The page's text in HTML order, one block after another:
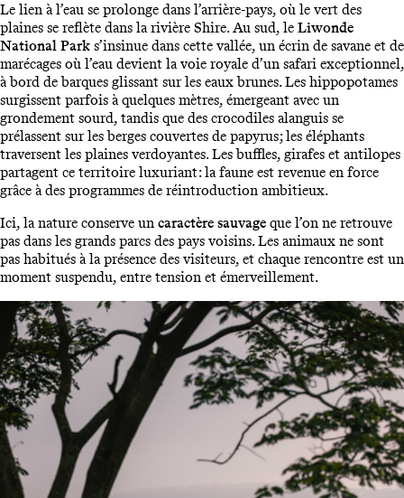
Le lien à l’eau se prolonge dans l’arrière-pays, où le vert des
plaines se reflète dans la rivière Shire. Au sud, le Liwonde
National Park s’insinue dans cette vallée, un écrin de savane et de
marécages où l’eau devient la voie royale d’un safari exceptionnel,
à bord de barques glissant sur les eaux brunes. Les hippopotames
surgissent parfois à quelques mètres, émergeant avec un
grondement sourd, tandis que des crocodiles alanguis se
prélassent sur les berges couvertes de papyrus ; les éléphants
traversent les plaines verdoyantes. Les buffles, girafes et antilopes
partagent ce territoire luxuriant : la faune est revenue en force
grâce à des programmes de réintroduction ambitieux.
Ici, la nature conserve un caractère sauvage que l’on ne retrouve
pas dans les grands parcs des pays voisins. Les animaux ne sont
pas habitués à la présence des visiteurs, et chaque rencontre est un
moment suspendu, entre tension et émerveillement.